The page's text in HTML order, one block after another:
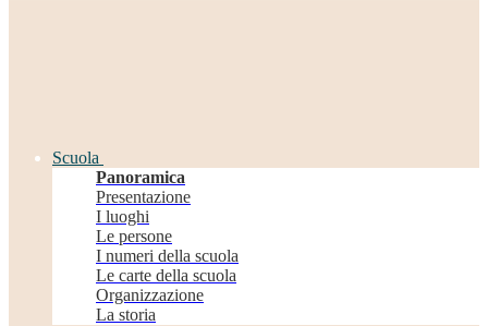
Scuola
Panoramica
Presentazione
I luoghi
Le persone
I numeri della scuola
Le carte della scuola
Organizzazione
La storia